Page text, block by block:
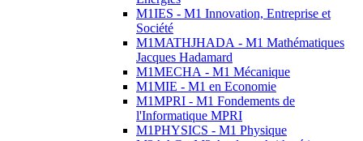
M1IES - M1 Innovation, Entreprise et
Société
M1MATHJHADA - M1 Mathématiques
Jacques Hadamard
M1MECHA - M1 Mécanique
M1MIE - M1 en Economie
M1MPRI - M1 Fondements de
l'Informatique MPRI
M1PHYSICS - M1 Physique